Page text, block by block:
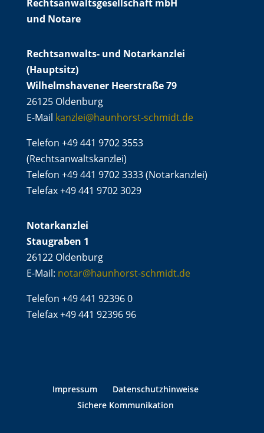
Rechtsanwaltsgesellschaft mbH
und Notare
Rechtsanwalts- und Notarkanzlei
(Hauptsitz)
Wilhelmshavener Heerstraße 79
26125 Oldenburg
E-Mail kanzlei@haunhorst-schmidt.de
Telefon +49 441 9702 3553
(Rechtsanwaltskanzlei)
Telefon +49 441 9702 3333 (Notarkanzlei)
Telefax +49 441 9702 3029
Notarkanzlei
Staugraben 1
26122 Oldenburg
E-Mail: notar@haunhorst-schmidt.de
Telefon +49 441 92396 0
Telefax +49 441 92396 96
Impressum
Datenschutzhinweise
Sichere Kommunikation